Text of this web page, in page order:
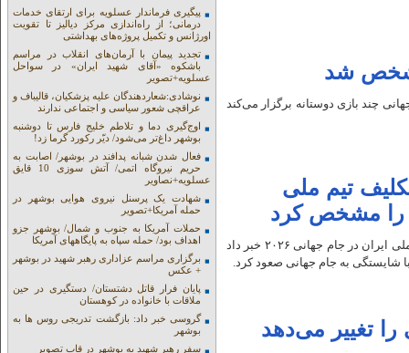
مشخص شد
چند بازی دوستانه برگزار می‌کند
تکلیف تیم ملی
را مشخص کرد
نوای جنوب:رئیس فدراسیون بین المللی فوتبال با صراحت از حضور تیم ملی ایران در جام جهانی ۲۰۲۶ خبر داد
شایستگی به جام جهانی صعود کرد.
تغییر می‌دهد
پیگیری فرماندار عسلویه برای ارتقای خدمات
درمانی؛ از راه‌اندازی مرکز دیالیز تا تقویت
اورژانس و تکمیل پروژه‌های بهداشتی
تجدید پیمان با آرمان‌های انقلاب در مراسم
باشکوه «آقای شهید ایران» در سواحل
عسلویه+تصویر
نوشادی:شعاردهندگان علیه پزشکیان، قالیباف و
عراقچی شعور سیاسی و اجتماعی ندارند
اوج‌گیری دما و تلاطم خلیج فارس تا دوشنبه
بوشهر داغ‌تر می‌شود/ دیّر رکورد گرما زد!
فعال شدن شبانه پدافند در بوشهر/ اصابت به
حریم نیروگاه اتمی/ آتش سوزی 10 قایق
عسلویه+نصاویر
شهادت یک پرسنل نیروی هوایی بوشهر در
حمله آمریکا+تصویر
حملات آمریکا به جنوب و شمال/ بوشهر جزو
اهداف بود/ حمله سپاه به پایگاههای آمریکا
برگزاری مراسم عزاداری رهبر شهید در بوشهر
+ عکس
پایان فرار قاتل دشتستان/ دستگیری در حین
ملاقات با خانواده در کوهستان
گروسی خبر داد: بازگشت تدریجی روس ها به
بوشهر
سفر رهبر شهید به بوشهر در قاب تصویر